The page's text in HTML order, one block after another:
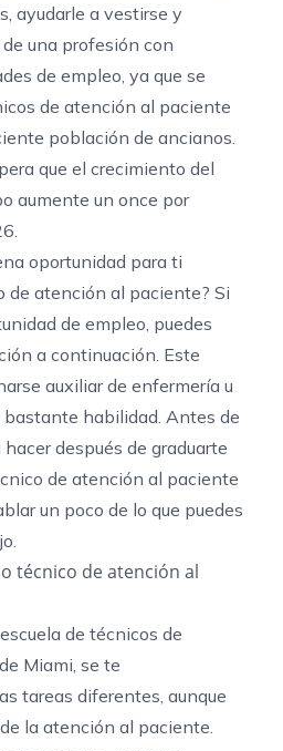
ayudarle a vestirse y
una profesión con
de empleo, ya que se
de atención al paciente
población de ancianos.
que el crecimiento del
aumente un once por
oportunidad para ti
atención al paciente? Si
de empleo, puedes
a continuación. Este
auxiliar de enfermería u
bastante habilidad. Antes de
después de graduarte
de atención al paciente
un poco de lo que puedes
técnico de atención al
de técnicos de
Miami, se te
tareas diferentes, aunque
la atención al paciente.